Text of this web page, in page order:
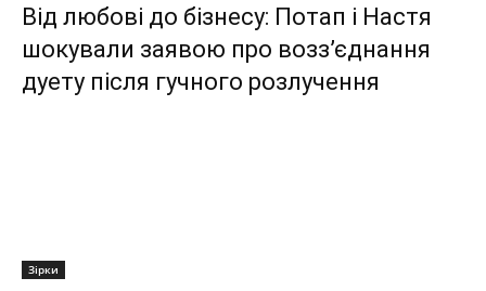
Від любові до бізнесу: Потап і Настя
шокували заявою про возз’єднання
дуету після гучного розлучення
Зірки